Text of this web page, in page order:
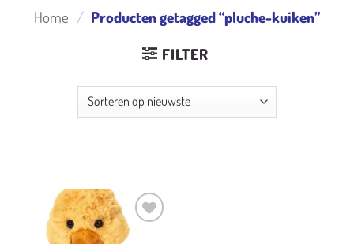
Home / Producten getagged “pluche-kuiken”
FILTER
Toevoegen